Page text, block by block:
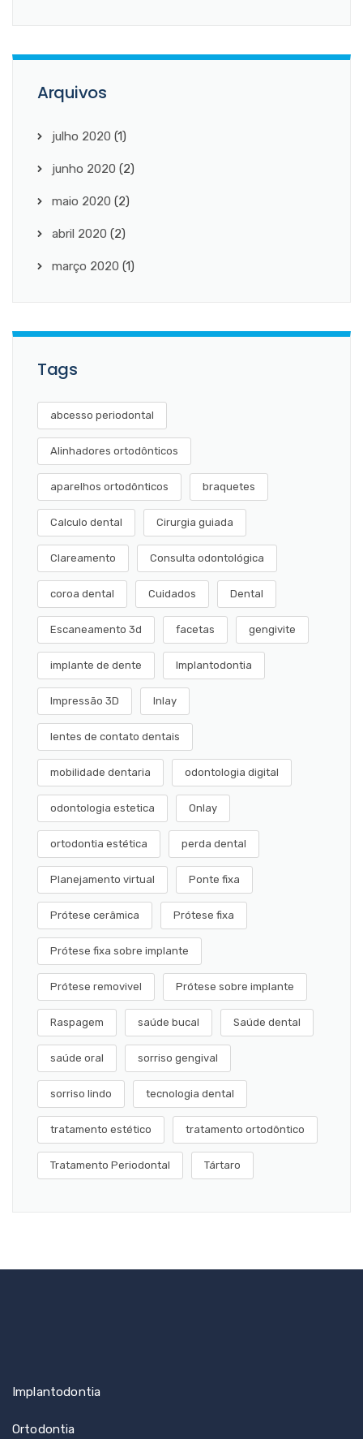
Arquivos
julho 2020 (1)
junho 2020 (2)
maio 2020 (2)
abril 2020 (2)
março 2020 (1)
Tags
abcesso periodontal
Alinhadores ortodônticos
aparelhos ortodônticos braquetes
Calculo dental Cirurgia guiada
Clareamento Consulta odontológica
coroa dental Cuidados Dental
Escaneamento 3d facetas gengivite
implante de dente Implantodontia
Impressão 3D Inlay
lentes de contato dentais
mobilidade dentaria odontologia digital
odontologia estetica Onlay
ortodontia estética perda dental
Planejamento virtual Ponte fixa
Prótese cerâmica Prótese fixa
Prótese fixa sobre implante
Prótese removivel Prótese sobre implante
Raspagem saúde bucal Saúde dental
saúde oral sorriso gengival
sorriso lindo tecnologia dental
tratamento estético tratamento ortodôntico
Tratamento Periodontal Tártaro
Implantodontia
Ortodontia